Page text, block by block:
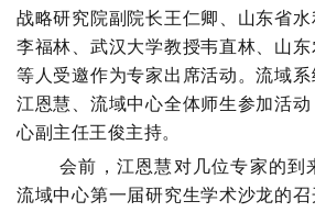
战略研究院副院长王仁卿、山东省
李福林、武汉大学教授韦直林、山
等人受邀作为专家出席活动。流域
江恩慧、流域中心全体师生参加活
心副主任王俊主持。
会前，江恩慧对几位专家的到
流域中心第一届研究生学术沙龙的